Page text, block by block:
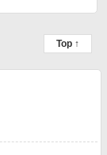
Top ↑